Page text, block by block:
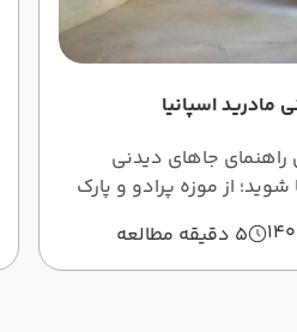
مادرید اسپانیا
راهنمای جاهای دیدنی
شوید؛ از موزه پرادو و پارک
برای ایرانی‌ها.
5 دقیقه مطالعه